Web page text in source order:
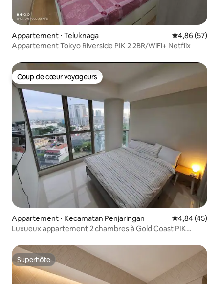
Appartement ⋅ Teluknaga Évaluation
4,86 (57)
Appartement Tokyo Riverside PIK 2 2BR/WiFi+ Netflix
Coup de cœur voyageurs
Coup de cœur voyageurs
Appartement ⋅ Kecamatan Penjaringan Évaluation
4,84 (45)
Luxueux appartement 2 chambres à Gold Coast PIK
Superhôte
Superhôte